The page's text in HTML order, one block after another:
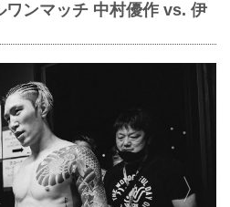
ワンマッチ 中村優作 vs. 伊